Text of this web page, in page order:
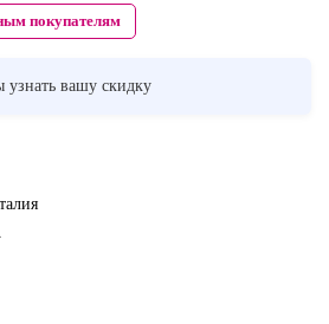
покупателям
узнать вашу скидку